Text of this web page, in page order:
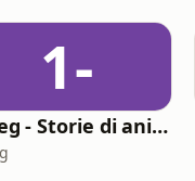
1-
151eg - Storie di animazione